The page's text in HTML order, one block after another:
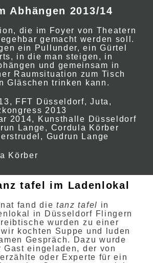
Abhängen 2013/14
die im Foyer von Theatern
gemacht werden soll.
ein Pullunder, ein Gürtel
in die man steigen, in
und gemeinsam in
Raumsituation zum Tisch
Gläschen trinken kann.
FFT Düsseldorf, Juta,
2013
2014, Kunsthalle Düsseldorf
Lange, Cordula Körber
Gudrun Lange
Körber
tafel im Ladenlokal
fand die tanz tafel in
in Düsseldorf Flingern
wurden zu einer
kochten Suppe und luden
Gespräch. Dazu wurde
eingeladen, der von
oder Experte für ein